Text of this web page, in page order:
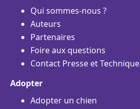
Qui sommes-nous ?
Auteurs
Partenaires
Foire aux questions
Contact Presse et Technique
Adopter
Adopter un chien